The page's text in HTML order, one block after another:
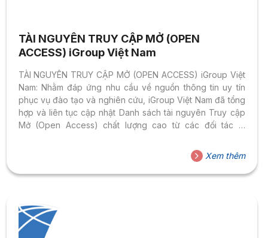
TÀI NGUYÊN TRUY CẬP MỞ (OPEN
ACCESS) iGroup Việt Nam
TÀI NGUYÊN TRUY CẬP MỞ (OPEN ACCESS) iGroup Việt
Nam: Nhằm đáp ứng nhu cầu về nguồn thông tin uy tín
phục vụ đào tạo và nghiên cứu, iGroup Việt Nam đã tổng
hợp và liên tục cập nhật Danh sách tài nguyên Truy cập
Mở (Open Access) chất lượng cao từ các đối tác là
iGroup Việt Nam cũng luôn sẵn sàng đáp ứng yêu cầu
của các đọc giả về nguồn tài liệu ngoại văn cũng như các
dịch vụ liên quan tới nghiên cứu và xuất...
Xem thêm